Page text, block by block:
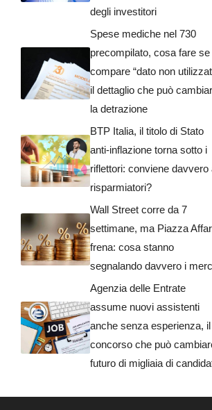
degli investitori
Spese mediche nel 730
precompilato, cosa fare se
compare “dato non
il dettaglio che può
la detrazione
BTP Italia, il titolo di Stato
anti-inflazione torna sotto i
riflettori: conviene davvero
risparmiatori?
Wall Street corre da 7
settimane, ma Piazza
frena: cosa stanno
segnalando davvero i
Agenzia delle Entrate
assume nuovi assistenti
anche senza esperienza, il
concorso che può
futuro di migliaia di